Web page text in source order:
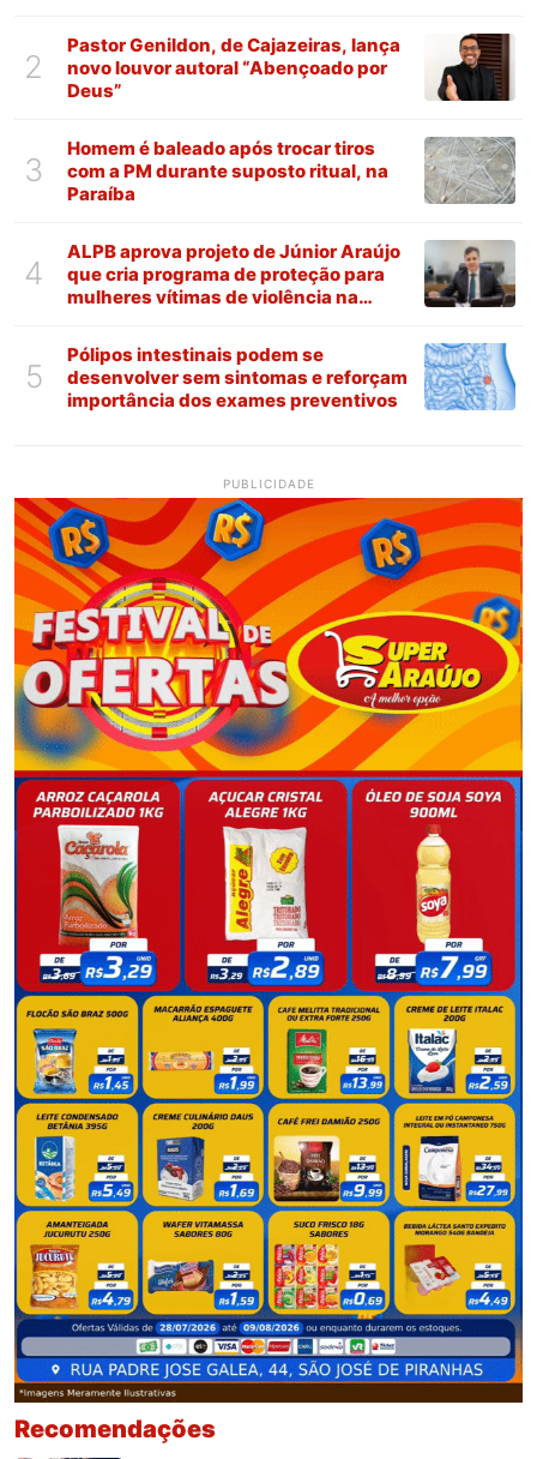
2
Pastor Genildon, de Cajazeiras, lança
novo louvor autoral “Abençoado por
Deus”
3
Homem é baleado após trocar tiros
com a PM durante suposto ritual, na
Paraíba
4
ALPB aprova projeto de Júnior Araújo
que cria programa de proteção para
mulheres vítimas de violência na
5
Pólipos intestinais podem se
desenvolver sem sintomas e reforçam
importância dos exames preventivos
PUBLICIDADE
Recomendações